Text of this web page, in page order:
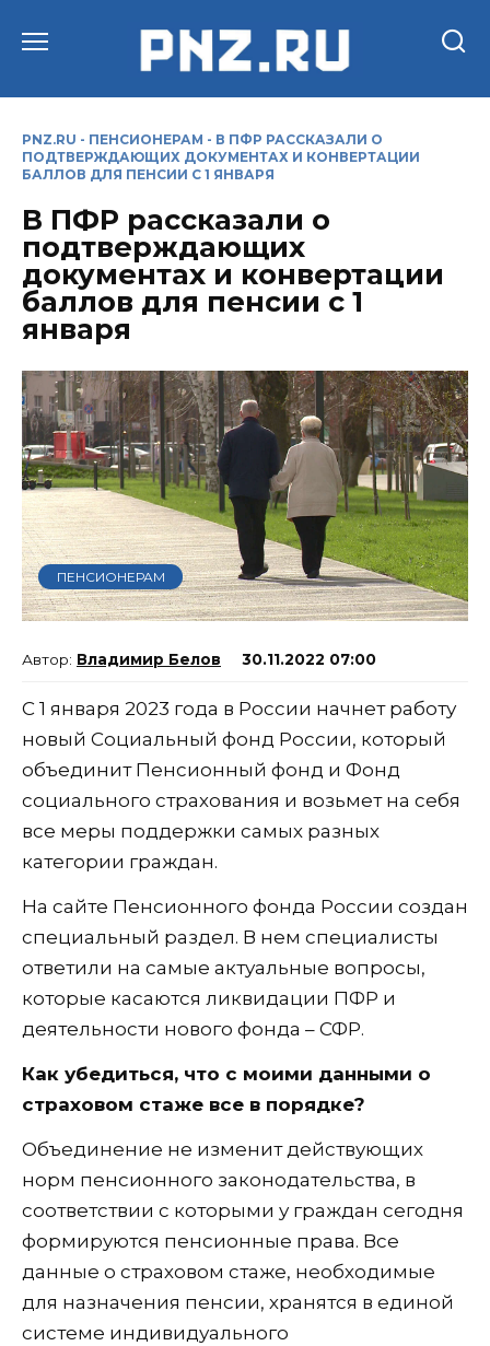
PNZ.RU - ПЕНСИОНЕРАМ - В ПФР РАССКАЗАЛИ О
ПОДТВЕРЖДАЮЩИХ ДОКУМЕНТАХ И КОНВЕРТАЦИИ
БАЛЛОВ ДЛЯ ПЕНСИИ С 1 ЯНВАРЯ
В ПФР рассказали о
подтверждающих
документах и конвертации
баллов для пенсии с 1
января
ПЕНСИОНЕРАМ
Владимир Белов 30.11.2022 07:00
С 1 января 2023 года в России начнет работу
новый Социальный фонд России, который
объединит Пенсионный фонд и Фонд
социального страхования и возьмет на себя
все меры поддержки самых разных
категории граждан.
На сайте Пенсионного фонда России создан
специальный раздел. В нем специалисты
ответили на самые актуальные вопросы,
которые касаются ликвидации ПФР и
деятельности нового фонда – СФР.
Как убедиться, что с моими данными о
страховом стаже все в порядке?
Объединение не изменит действующих
норм пенсионного законодательства, в
соответствии с которыми у граждан сегодня
формируются пенсионные права. Все
данные о страховом стаже, необходимые
для назначения пенсии, хранятся в единой
системе индивидуального